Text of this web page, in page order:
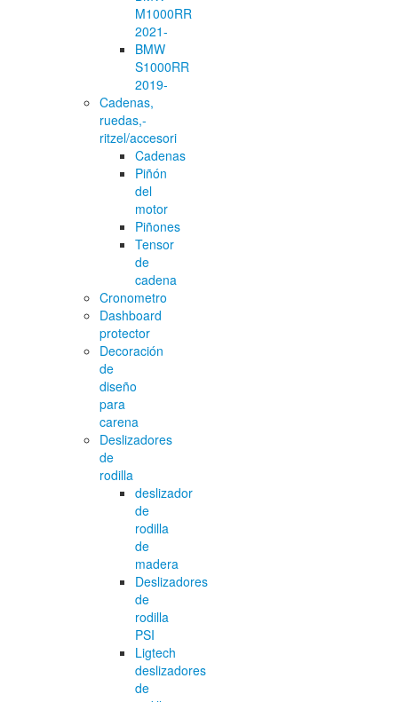
M1000RR
2021-
BMW
S1000RR
2019-
Cadenas,
ruedas,-
ritzel/accesori
Cadenas
Piñón
del
motor
Piñones
Tensor
de
cadena
Cronometro
Dashboard
protector
Decoración
de
diseño
para
carena
Deslizadores
de
rodilla
deslizador
de
rodilla
de
madera
Deslizadores
de
rodilla
PSI
Ligtech
deslizadores
de